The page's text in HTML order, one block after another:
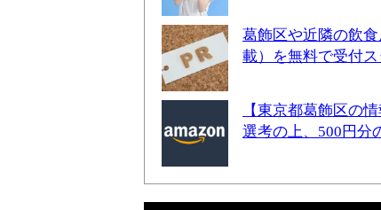
葛飾区や近隣の飲
載）を無料で受付ス
【東京都葛飾区の
選考の上、500円分